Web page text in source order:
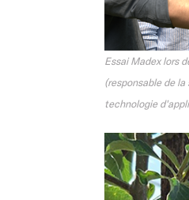
Essai Madex lors
(responsable de
technologie